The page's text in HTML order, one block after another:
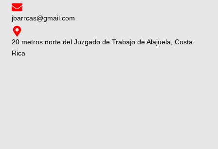
jbarrcas@gmail.com
20 metros norte del Juzgado de Trabajo de Alajuela, Costa
Rica